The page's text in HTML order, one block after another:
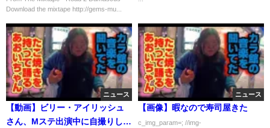
Download the mixtape http://gems-mu...
ニュース
【動画】ビリー・アイリッシュ
さん、Мステ出演中に自撮りしま
ニュース
【画像】暇なので寿司屋きた
c_img_param=; //img-